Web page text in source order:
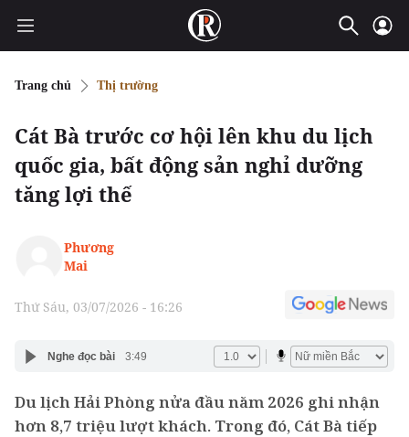
Trang chủ Thị trường
Cát Bà trước cơ hội lên khu du lịch
quốc gia, bất động sản nghỉ dưỡng
tăng lợi thế
Phương
Mai
Thứ Sáu, 03/07/2026 - 16:26
Nghe đọc bài 3:49
Du lịch Hải Phòng nửa đầu năm 2026 ghi nhận
hơn 8,7 triệu lượt khách. Trong đó, Cát Bà tiếp